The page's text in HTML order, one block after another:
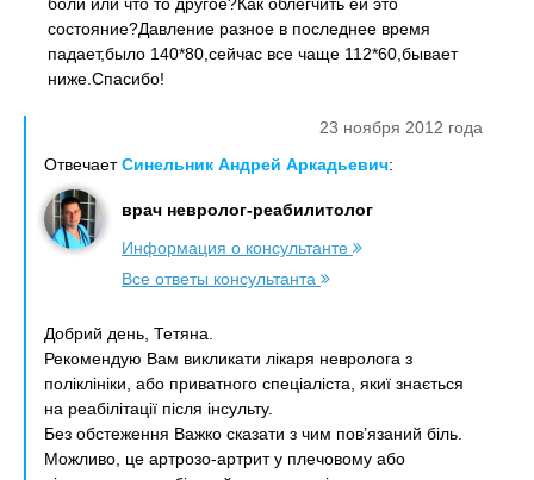
состояние?Давление разное в последнее время
падает,было 140*80,сейчас все чаще 112*60,бывает
ниже.Спасибо!
23 ноября 2012 года
ОтвечаетСинельник Андрей Аркадьевич:
врач невролог-реабилитолог
Информация о консультанте
Все ответы консультанта
Добрий день, Тетяна.
Рекомендую Вам викликати лікаря невролога з
поліклініки, або приватного спеціаліста, якиї знається
на реабілітації після інсульту.
Без обстеження Важко сказати з чим пов’язаний біль.
Можливо, це артрозо-артрит у плечовому або